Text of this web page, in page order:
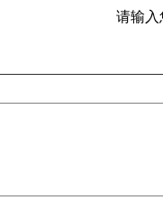
请输入